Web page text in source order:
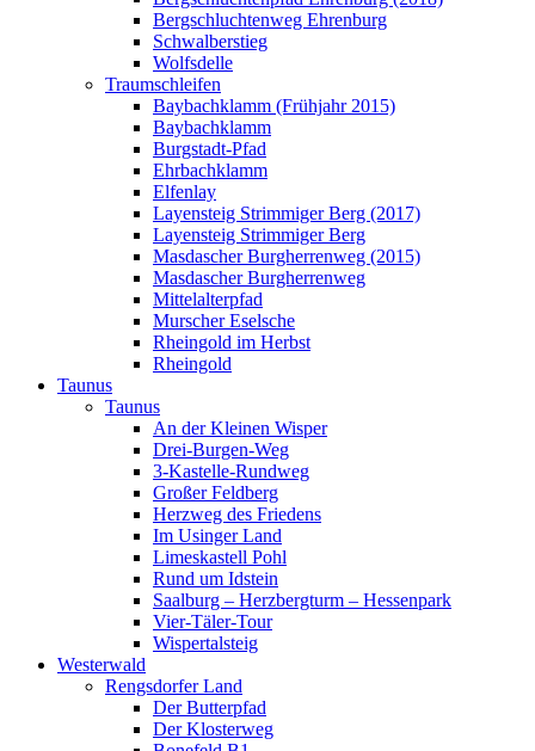
Bergschluchtenweg Ehrenburg
Schwalberstieg
Wolfsdelle
Traumschleifen
Baybachklamm (Frühjahr 2015)
Baybachklamm
Burgstadt-Pfad
Ehrbachklamm
Elfenlay
Layensteig Strimmiger Berg (2017)
Layensteig Strimmiger Berg
Masdascher Burgherrenweg (2015)
Masdascher Burgherrenweg
Mittelalterpfad
Murscher Eselsche
Rheingold im Herbst
Rheingold
Taunus
Taunus
An der Kleinen Wisper
Drei-Burgen-Weg
3-Kastelle-Rundweg
Großer Feldberg
Herzweg des Friedens
Im Usinger Land
Limeskastell Pohl
Rund um Idstein
Saalburg – Herzbergturm – Hessenpark
Vier-Täler-Tour
Wispertalsteig
Westerwald
Rengsdorfer Land
Der Butterpfad
Der Klosterweg